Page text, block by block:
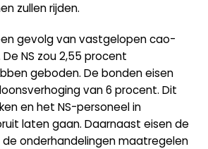
zullen rijden.
gevolg van vastgelopen cao-
NS zou 2,55 procent
geboden. De bonden eisen
van 6 procent. Dit
en het NS-personeel in
laten gaan. Daarnaast eisen de
onderhandelingen maatregelen